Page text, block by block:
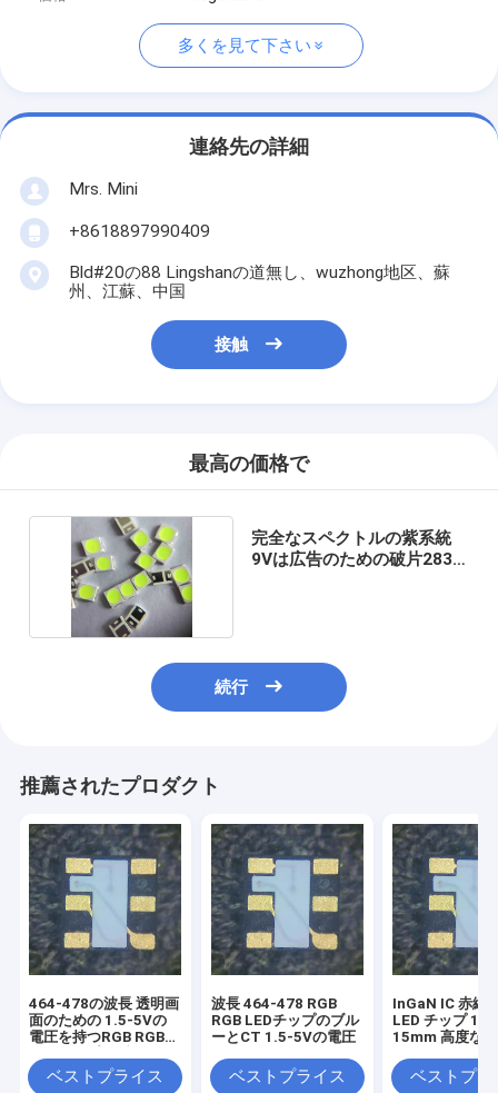
多くを見て下さい
連絡先の詳細
Mrs. Mini
+8618897990409
Bld#20の88 Lingshanの道無し、wuzhong地区、蘇
州、江蘇、中国
接触
最高の価格で
完全なスペクトルの紫系統
9Vは広告のための破片2835
続行
推薦されたプロダクト
464-478の波長 透明画
面のための 1.5-5Vの
電圧を持つRGB RGB
CTベストプライス
波長 464-478 RGB
RGB LEDチップのブル
ーとCT 1.5-5Vの電圧
ベストプライス
InGaN IC 赤緑
LED チップ
15mm 高度な
ベストプラ